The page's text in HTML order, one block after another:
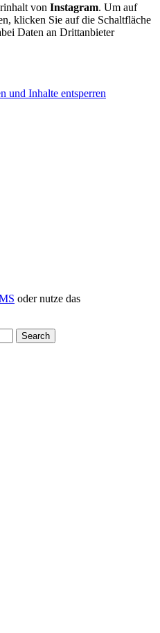
von Instagram. Um auf
klicken Sie auf die Schaltfläche
Daten an Drittanbieter
und Inhalte entsperren
oder nutze das
Search